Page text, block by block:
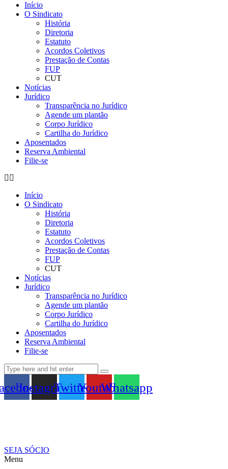
Início
O Sindicato
História
Diretoria
Estatuto
Acordos Coletivos
Prestação de Contas
FUP
CUT
Notícias
Jurídico
Transparência no Jurídico
Agende um plantão
Corpo Jurídico
Cartilha do Jurídico
Aposentados
Reserva Ambiental
Filie-se
Início
O Sindicato
História
Diretoria
Estatuto
Acordos Coletivos
Prestação de Contas
FUP
CUT
Notícias
Jurídico
Transparência no Jurídico
Agende um plantão
Corpo Jurídico
Cartilha do Jurídico
Aposentados
Reserva Ambiental
Filie-se
InstagramTwitterYoutubeWhatsapp
SEJA SÓCIO
Menu